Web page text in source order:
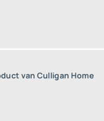
van Culligan Home